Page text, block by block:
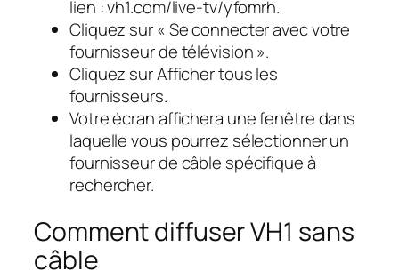
lien : vh1.com/live-tv/yfomrh.
Cliquez sur « Se connecter avec votre
fournisseur de télévision ».
Cliquez sur Afficher tous les
fournisseurs.
Votre écran affichera une fenêtre dans
laquelle vous pourrez sélectionner un
fournisseur de câble spécifique à
rechercher.
Comment diffuser VH1 sans
câble